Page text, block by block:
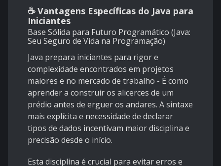
☕ Vantagens Específicas do Java para
Iniciantes
Base Sólida para Futuro Programático (Java:
Seu Seguro de Vida na Programação)
Java prepara iniciantes para rigor e
complexidade encontrados em projetos
maiores e no mercado de trabalho - É como
aprender a construir os alicerces de um
prédio antes de erguer os andares. A sintaxe
mais explícita e necessidade de declarar
tipos de dados incentivam maior disciplina e
precisão desde o início.
Esta disciplina é crucial para evitar erros e